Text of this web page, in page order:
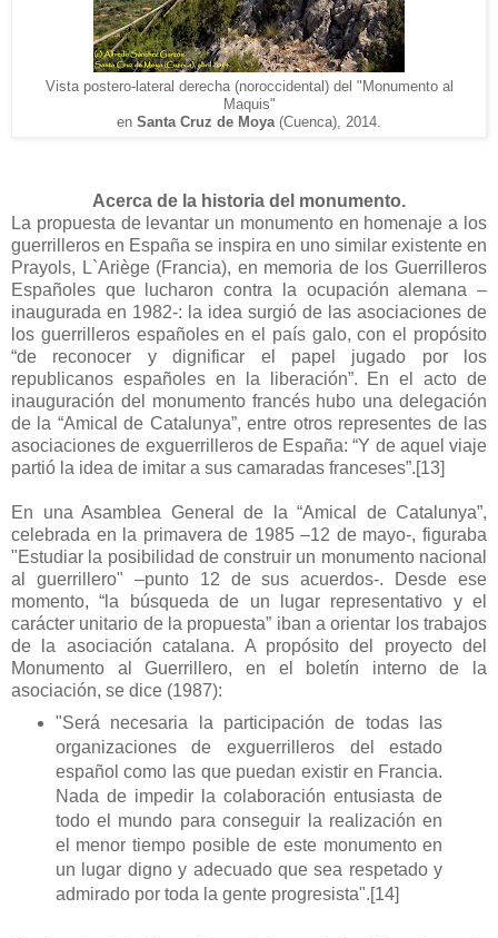
Vista postero-lateral derecha (noroccidental) del "Monumento al
Maquis"
en Santa Cruz de Moya (Cuenca), 2014.
Acerca de la historia del monumento.
La propuesta de levantar un monumento en homenaje a los
guerrilleros en España se inspira en uno similar existente en
Prayols, L`Ariège (Francia), en memoria de los Guerrilleros
Españoles que lucharon contra la ocupación alemana –
inaugurada en 1982-: la idea surgió de las asociaciones de
los guerrilleros españoles en el país galo, con el propósito
“de reconocer y dignificar el papel jugado por los
republicanos españoles en la liberación”. En el acto de
inauguración del monumento francés hubo una delegación
de la “Amical de Catalunya”, entre otros representes de las
asociaciones de exguerrilleros de España:“Y de aquel viaje
partió la idea de imitar a sus camaradas franceses”.[13]
En una Asamblea General de la “Amical de Catalunya”,
celebrada en la primavera de 1985 –12 de mayo-, figuraba
"Estudiar la posibilidad de construir un monumento nacional
al guerrillero" –punto 12 de sus acuerdos-. Desde ese
momento, “la búsqueda de un lugar representativo y el
carácter unitario de la propuesta” iban a orientar los trabajos
de la asociación catalana. A propósito del proyecto del
Monumento al Guerrillero, en el boletín interno de la
asociación, se dice (1987):
"Será necesaria la participación de todas las
organizaciones de exguerrilleros del estado
español como las que puedan existir en Francia.
Nada de impedir la colaboración entusiasta de
todo el mundo para conseguir la realización en
el menor tiempo posible de este monumento en
un lugar digno y adecuado que sea respetado y
admirado por toda la gente progresista".[14]